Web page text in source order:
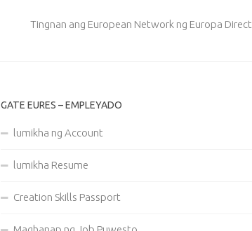
Tingnan ang European Network ng Europa Direct
GATE EURES – EMPLEYADO
lumikha ng Account
lumikha Resume
Creation Skills Passport